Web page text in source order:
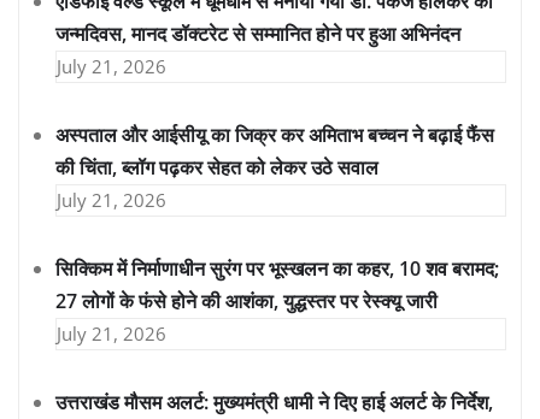
जन्मदिवस, मानद डॉक्टरेट से सम्मानित होने पर हुआ अभिनंदन
July 21, 2026
अस्पताल और आईसीयू का जिक्र कर अमिताभ बच्चन ने बढ़ाई फैंस
की चिंता, ब्लॉग पढ़कर सेहत को लेकर उठे सवाल
July 21, 2026
सिक्किम में निर्माणाधीन सुरंग पर भूस्खलन का कहर, 10 शव बरामद;
27 लोगों के फंसे होने की आशंका, युद्धस्तर पर रेस्क्यू जारी
July 21, 2026
उत्तराखंड मौसम अलर्ट: मुख्यमंत्री धामी ने दिए हाई अलर्ट के निर्देश,